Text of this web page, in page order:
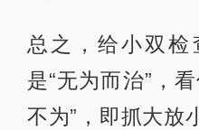
总之，给小双检
是“无为而治”，
不为”，即抓大放